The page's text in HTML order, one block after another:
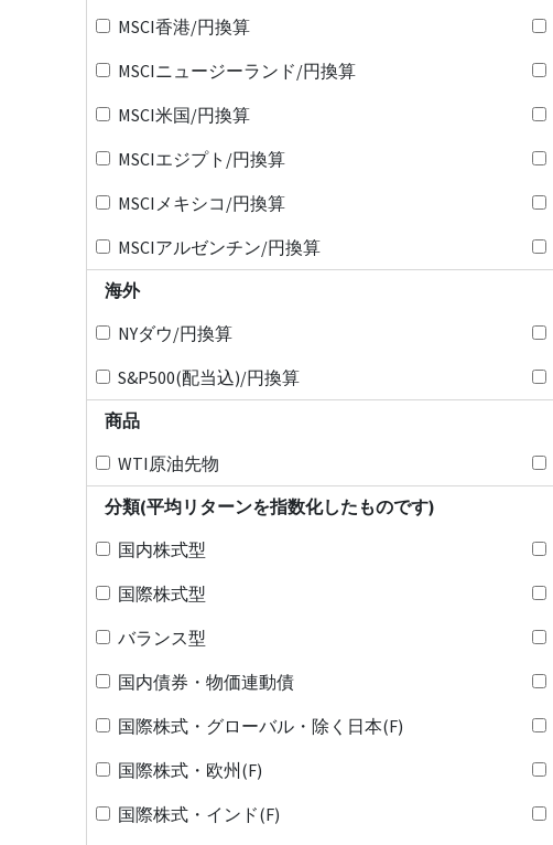
MSCI香港/円換算
MSCIニュージーランド/円換算
MSCI米国/円換算
MSCIエジプト/円換算
MSCIメキシコ/円換算
MSCIアルゼンチン/円換算
海外
NYダウ/円換算
S&P500(配当込)/円換算
商品
WTI原油先物
分類(平均リターンを指数化したものです)
国内株式型
国際株式型
バランス型
国内債券・物価連動債
国際株式・グローバル・除く日本(F)
国際株式・欧州(F)
国際株式・インド(F)